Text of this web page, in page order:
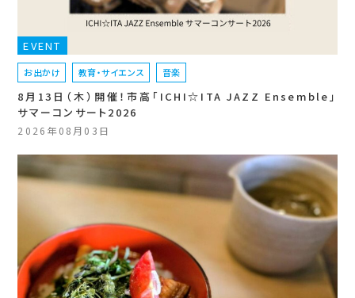
EVENT
お出かけ 教育・サイエンス 音楽
8月13日（木）開催！市高「ICHI☆ITA JAZZ Ensemble」
サマーコンサート2026
2026年08月03日